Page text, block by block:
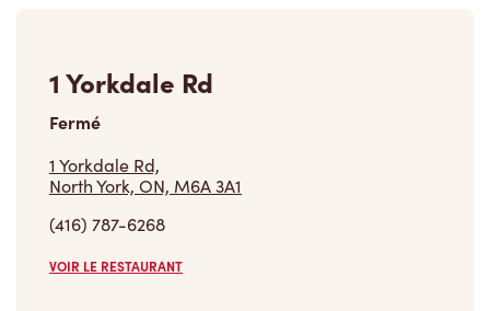
1 Yorkdale Rd
Fermé
1 Yorkdale Rd,
North York, ON, M6A 3A1
(416) 787-6268
VOIR LE RESTAURANT